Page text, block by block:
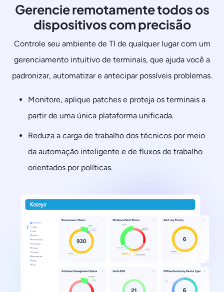
Gerencie remotamente todos os
dispositivos com precisão
Controle seu ambiente de TI de qualquer lugar com um
gerenciamento intuitivo de terminais, que ajuda você a
padronizar, automatizar e antecipar possíveis problemas.
Monitore, aplique patches e proteja os terminais a
partir de uma única plataforma unificada.
Reduza a carga de trabalho dos técnicos por meio
da automação inteligente e de fluxos de trabalho
orientados por políticas.